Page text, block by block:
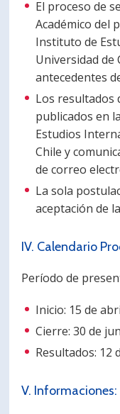
El proceso de
Académico del
Instituto de
Universidad de
antecedentes
Los resultados
publicados en
Estudios
Chile y
de correo
La sola
aceptación de
IV. Calendario
Período de
Inicio: 15 de
Cierre: 30 de
Resultados: 12
V. Informaciones: